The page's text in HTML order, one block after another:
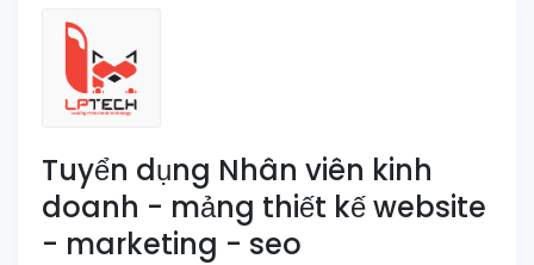
Tuyển dụng Nhân viên kinh
doanh - mảng thiết kế website
- marketing - seo